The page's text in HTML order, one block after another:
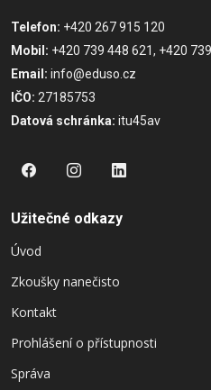
Telefon: +420 267 915 120
Mobil: +420 739 448 621, +420
Email: info@eduso.cz
IČO: 27185753
Datová schránka: itu45av
Užitečné odkazy
Úvod
Zkoušky nanečisto
Kontakt
Prohlášení o přístupnosti
Správa